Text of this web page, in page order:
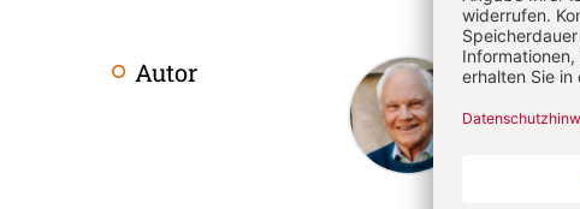
Überschrift
Autor
Wunibald
Bücher